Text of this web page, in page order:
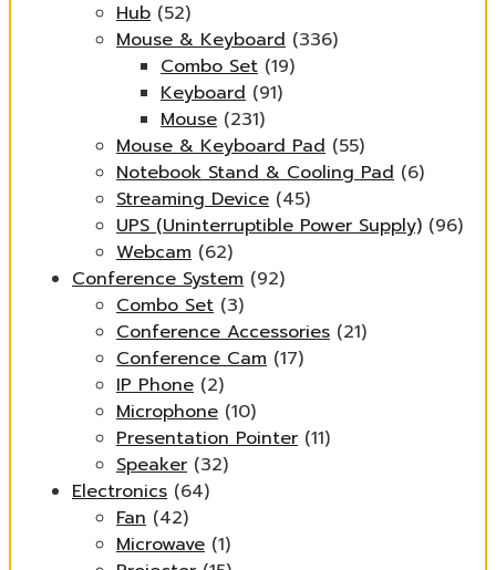
Hub (52)
Mouse & Keyboard (336)
Combo Set (19)
Keyboard (91)
Mouse (231)
Mouse & Keyboard Pad (55)
Notebook Stand & Cooling Pad (6)
Streaming Device (45)
UPS (Uninterruptible Power Supply) (96)
Webcam (62)
Conference System (92)
Combo Set (3)
Conference Accessories (21)
Conference Cam (17)
IP Phone (2)
Microphone (10)
Presentation Pointer (11)
Speaker (32)
Electronics (64)
Fan (42)
Microwave (1)